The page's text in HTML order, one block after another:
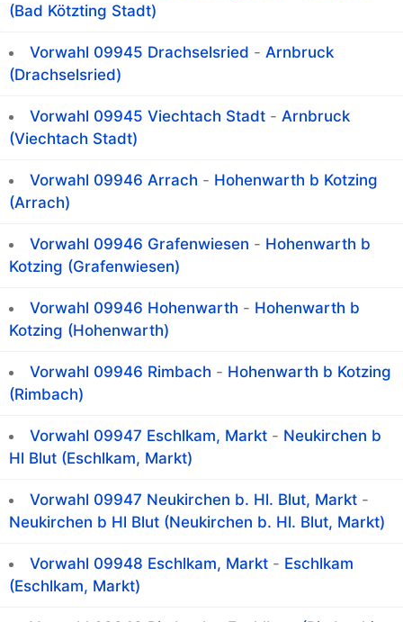
(Bad Kötzting Stadt)
Vorwahl 09945 Drachselsried - Arnbruck
(Drachselsried)
Vorwahl 09945 Viechtach Stadt - Arnbruck
(Viechtach Stadt)
Vorwahl 09946 Arrach - Hohenwarth b Kotzing
(Arrach)
Vorwahl 09946 Grafenwiesen - Hohenwarth b
Kotzing (Grafenwiesen)
Vorwahl 09946 Hohenwarth - Hohenwarth b
Kotzing (Hohenwarth)
Vorwahl 09946 Rimbach - Hohenwarth b Kotzing
(Rimbach)
Vorwahl 09947 Eschlkam, Markt - Neukirchen b
Hl Blut (Eschlkam, Markt)
Vorwahl 09947 Neukirchen b. Hl. Blut, Markt -
Neukirchen b Hl Blut (Neukirchen b. Hl. Blut, Markt)
Vorwahl 09948 Eschlkam, Markt - Eschlkam
(Eschlkam, Markt)